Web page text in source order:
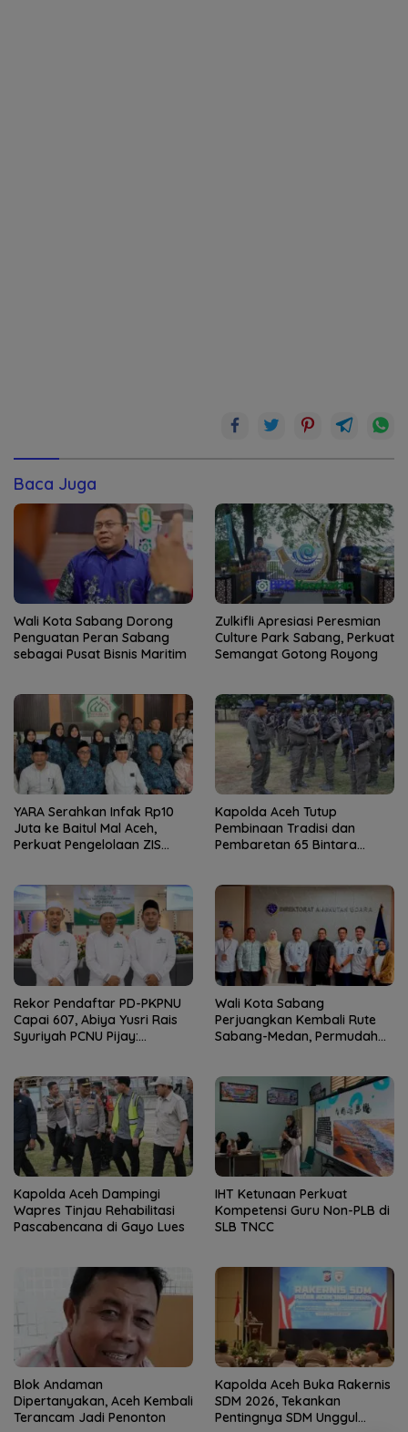
Baca Juga
Wali Kota Sabang Dorong
Penguatan Peran Sabang
sebagai Pusat Bisnis Maritim
Zulkifli Apresiasi Peresmian
Culture Park Sabang, Perkuat
Semangat Gotong Royong
YARA Serahkan Infak Rp10
Juta ke Baitul Mal Aceh,
Perkuat Pengelolaan ZIS
Kapolda Aceh Tutup
Pembinaan Tradisi dan
Pembaretan 65 Bintara
Rekor Pendaftar PD-PKPNU
Capai 607, Abiya Yusri Rais
Syuriyah PCNU Pijay:
Wali Kota Sabang
Perjuangkan Kembali Rute
Sabang-Medan, Permudah
Kapolda Aceh Dampingi
Wapres Tinjau Rehabilitasi
Pascabencana di Gayo Lues
IHT Ketunaan Perkuat
Kompetensi Guru Non-PLB di
SLB TNCC
Blok Andaman
Dipertanyakan, Aceh Kembali
Terancam Jadi Penonton
Kapolda Aceh Buka Rakernis
SDM 2026, Tekankan
Pentingnya SDM Unggul